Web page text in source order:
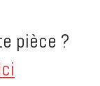
pièce ?